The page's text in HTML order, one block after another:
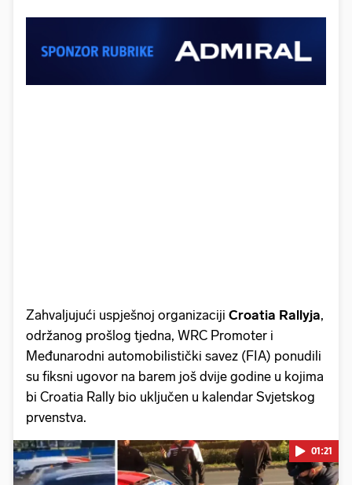
Zahvaljujući uspješnoj organizaciji Croatia Rallyja,
održanog prošlog tjedna, WRC Promoter i
Međunarodni automobilistički savez (FIA) ponudili
su fiksni ugovor na barem još dvije godine u kojima
bi Croatia Rally bio uključen u kalendar Svjetskog
prvenstva.
01:21